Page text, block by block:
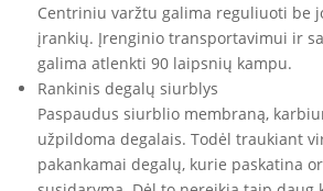
Centriniu varžtu galima reguliuoti be
įrankių. Įrenginio transportavimui ir
galima atlenkti 90 laipsnių kampu.
Rankinis degalų siurblys
Paspaudus siurblio membraną,
užpildoma degalais. Todėl traukiant
pakankamai degalų, kurie paskatina